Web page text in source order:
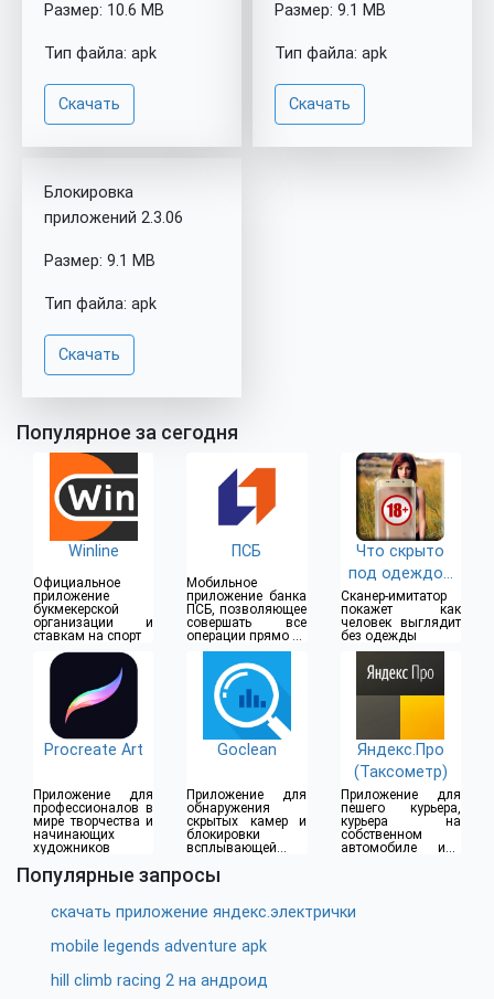
Размер: 10.6 MB
Тип файла: apk
Скачать
Размер: 9.1 MB
Тип файла: apk
Скачать
Блокировка
приложений 2.3.06
Размер: 9.1 MB
Тип файла: apk
Скачать
Популярное за сегодня
Winline
Официальное
приложение
букмекерской
организации и
ставкам на спорт
ПСБ
Мобильное
приложение банка
ПСБ, позволяющее
совершать все
операции прямо из
дома
Что скрыто
под одеждой
(18+)
Сканер-имитатор
покажет как
человек выглядит
без одежды
Procreate Art
Приложение для
профессионалов в
мире творчества и
начинающих
художников
Goclean
Приложение для
обнаружения
скрытых камер и
блокировки
всплывающей
Яндекс.Про
(Таксометр)
Приложение для
пешего курьера,
курьера на
собственном
автомобиле или
Популярные запросы
скачать приложение яндекс.электрички
mobile legends adventure apk
hill climb racing 2 на андроид